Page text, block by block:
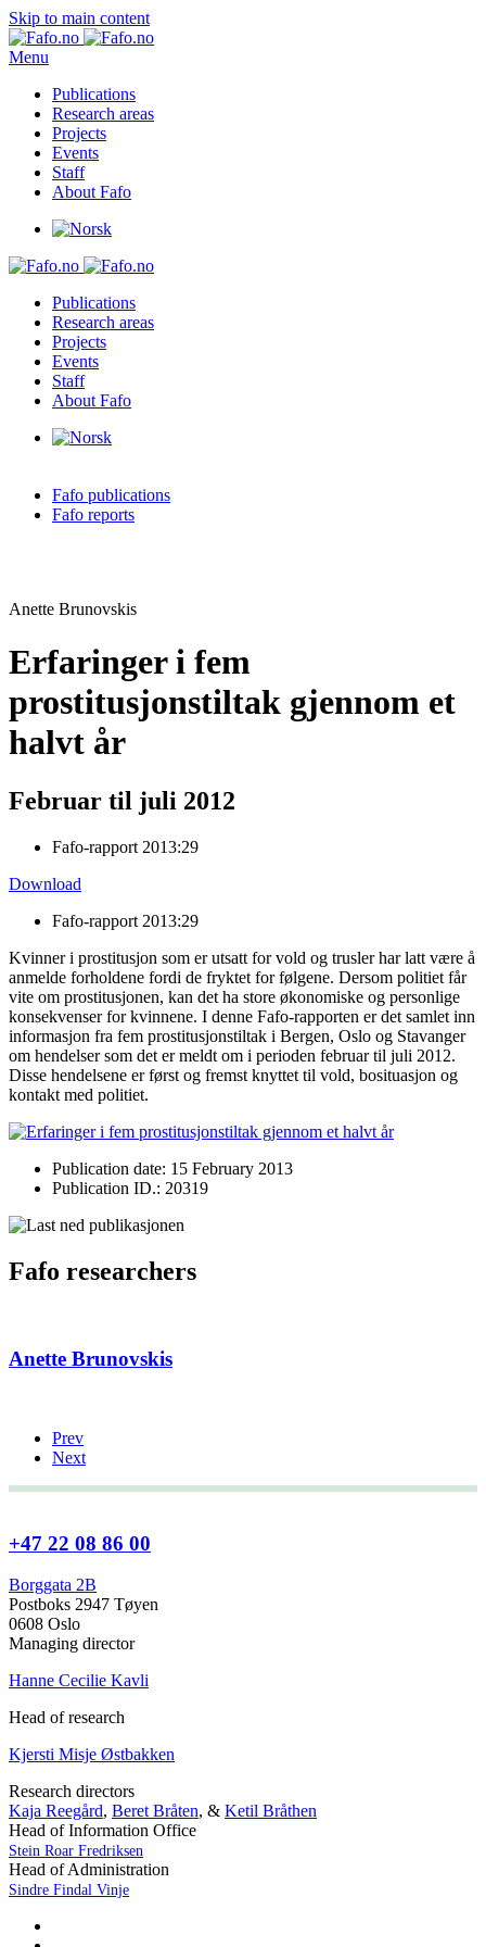
Skip to main content
Menu
Publications
Research areas
Projects
Events
Staff
About Fafo
Publications
Research areas
Projects
Events
Staff
About Fafo
Fafo publications
Fafo reports
Anette Brunovskis
Erfaringer i fem
prostitusjonstiltak gjennom et
halvt år
Februar til juli 2012
Fafo-rapport 2013:29
Download
Fafo-rapport 2013:29
Kvinner i prostitusjon som er utsatt for vold og trusler har latt være å
anmelde forholdene fordi de fryktet for følgene. Dersom politiet får
vite om prostitusjonen, kan det ha store økonomiske og personlige
konsekvenser for kvinnene. I denne Fafo-rapporten er det samlet inn
informasjon fra fem prostitusjonstiltak i Bergen, Oslo og Stavanger
om hendelser som det er meldt om i perioden februar til juli 2012.
Disse hendelsene er først og fremst knyttet til vold, bosituasjon og
kontakt med politiet.
Publication date: 15 February 2013
Publication ID.: 20319
Fafo researchers
Anette Brunovskis
Prev
Next
+47 22 08 86 00
Borggata 2B
Postboks 2947 Tøyen
0608 Oslo
Managing director
Hanne Cecilie Kavli
Head of research
Kjersti Misje Østbakken
Research directors
Kaja Reegård, Beret Bråten, & Ketil Bråthen
Head of Information Office
Stein Roar Fredriksen
Head of Administration
Sindre Findal Vinje